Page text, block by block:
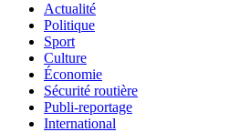
Actualité
Politique
Sport
Culture
Économie
Sécurité routière
Publi-reportage
International